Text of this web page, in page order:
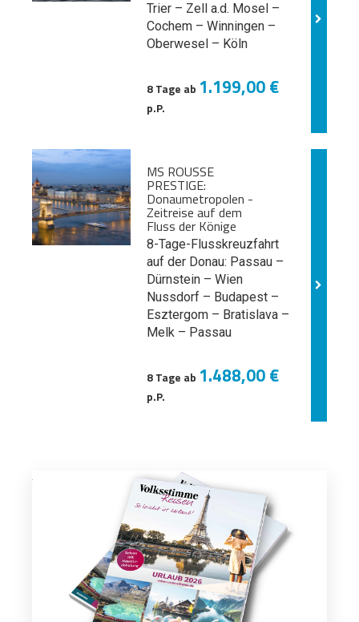
Trier – Zell a.d. Mosel –
Cochem – Winningen –
Oberwesel – Köln
8 Tage ab 1.199,00 €
p.P.
MS ROUSSE
PRESTIGE:
Donaumetropolen -
Zeitreise auf dem
Fluss der Könige
8-Tage-Flusskreuzfahrt
auf der Donau: Passau –
Dürnstein – Wien
Nussdorf – Budapest –
Esztergom – Bratislava –
Melk – Passau
8 Tage ab 1.488,00 €
p.P.